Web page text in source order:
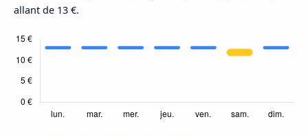
allant de 13 €.